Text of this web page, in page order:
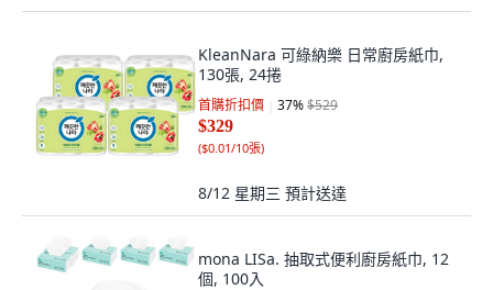
KleanNara 可綠納樂 日常廚房紙巾,
130張, 24捲
首購折扣價 37%$529
$329
($0.01/10張)
8/12 星期三 預計送達
mona LISa. 抽取式便利廚房紙巾, 12
個, 100入